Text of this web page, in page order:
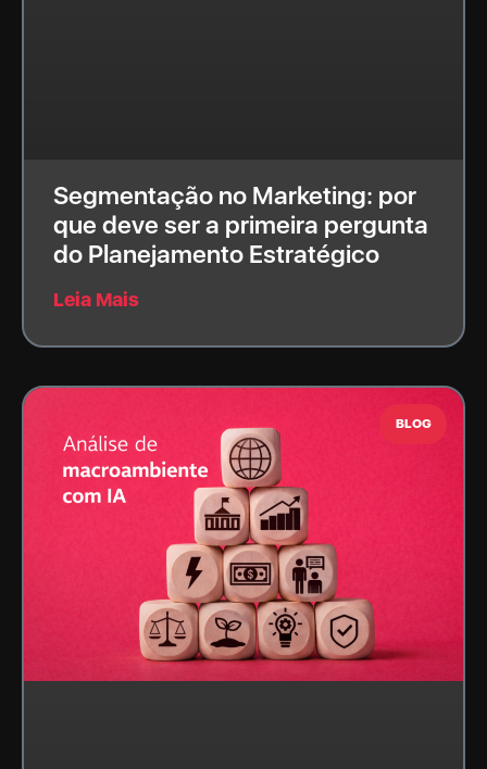
Segmentação no Marketing: por
que deve ser a primeira pergunta
do Planejamento Estratégico
Leia Mais
BLOG